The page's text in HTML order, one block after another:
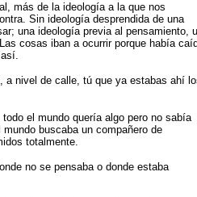
más de la ideología a la que nos
Sin ideología desprendida de una
una ideología previa al pensamiento,
cosas iban a ocurrir porque había
a nivel de calle, tú que ya estabas ahí
el mundo quería algo pero no sabía
buscaba un compañero de
totalmente.
no se pensaba o donde estaba